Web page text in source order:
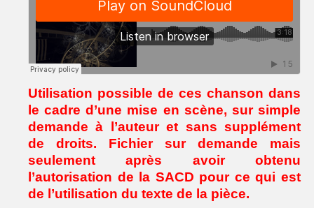
Utilisation possible de ces chanson dans
le cadre d’une mise en scène, sur simple
demande à l’auteur et sans supplément
de droits. Fichier sur demande mais
seulement après avoir obtenu
l’autorisation de la SACD pour ce qui est
de l’utilisation du texte de la pièce.